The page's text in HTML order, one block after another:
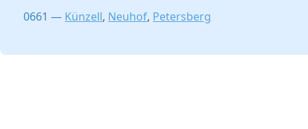
0661 — Künzell, Neuhof, Petersberg